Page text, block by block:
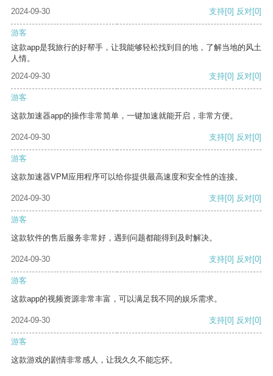
2024-09-30
支持[0] 反对[0]
游客
这款app是我旅行的好帮手，让我能够轻松找到目的地，了解当地的风土
人情。
2024-09-30
支持[0] 反对[0]
游客
这款加速器app的操作非常简单，一键加速就能开启，非常方便。
2024-09-30 支持[0] 反对[0]
游客
这款加速器VPM应用程序可以给你提供最高速度和安全性的连接。
2024-09-30 支持[0] 反对[0]
游客
这款软件的售后服务非常好，遇到问题都能得到及时解决。
2024-09-30 支持[0] 反对[0]
游客
这款app的视频资源非常丰富，可以满足我不同的娱乐需求。
2024-09-30 支持[0] 反对[0]
游客
这款游戏的剧情非常感人，让我久久不能忘怀。